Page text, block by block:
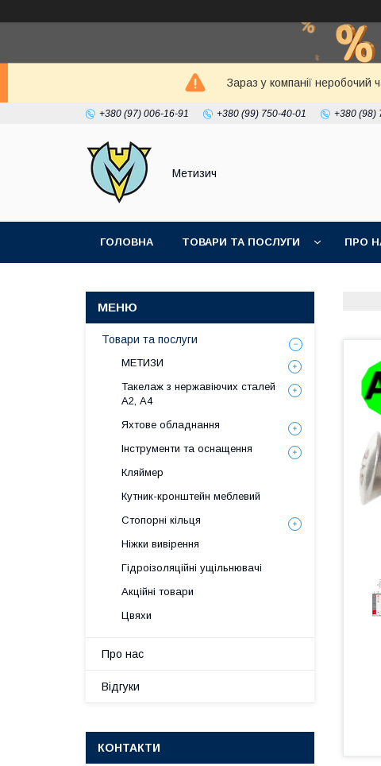
Зараз у компанії неробочий
+380 (97) 006-16-91 +380 (99) 750-40-01 +380 (98)
Метизич
ГОЛОВНА ТОВАРИ ТА ПОСЛУГИ ПРО
Товари та послуги
МЕТИЗИ
Такелаж з нержавіючих сталей
А2, А4
Яхтове обладнання
Інструменти та оснащення
Кляймер
Кутник-кронштейн меблевий
Стопорні кільця
Ніжки вивірення
Гідроізоляційні ущільнювачі
Акційні товари
Цвяхи
Про нас
Відгуки
КОНТАКТИ